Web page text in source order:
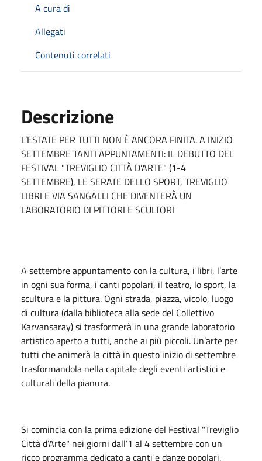
A cura di
Allegati
Contenuti correlati
Descrizione
L’ESTATE PER TUTTI NON È ANCORA FINITA. A INIZIO
SETTEMBRE TANTI APPUNTAMENTI: IL DEBUTTO DEL
FESTIVAL "TREVIGLIO CITTÀ D’ARTE" (1-4
SETTEMBRE), LE SERATE DELLO SPORT, TREVIGLIO
LIBRI E VIA SANGALLI CHE DIVENTERÀ UN
LABORATORIO DI PITTORI E SCULTORI
A settembre appuntamento con la cultura, i libri, l’arte
in ogni sua forma, i canti popolari, il teatro, lo sport, la
scultura e la pittura. Ogni strada, piazza, vicolo, luogo
di cultura (dalla biblioteca alla sede del Collettivo
Karvansaray) si trasformerà in una grande laboratorio
artistico aperto a tutti, anche ai più piccoli. Un’arte per
tutti che animerà la città in questo inizio di settembre
trasformandola nella capitale degli eventi artistici e
culturali della pianura.
Si comincia con la prima edizione del Festival "Treviglio
Città d’Arte" nei giorni dall’1 al 4 settembre con un
ricco programma dedicato a canti e danze popolari,